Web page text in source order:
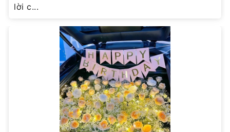
lời c...